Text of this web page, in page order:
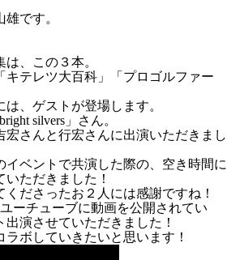
です。
、この３本。
キテレツ大百科」「プロゴルファー
、ゲストが登場します。
silvers」さん。
宏さんと行宏さんに出演いただきまし
イベントで共演した際の、空き時間に
ただきました！
ださったお２人には感謝ですね！
ユーチューブに動画を公開されてい
演させていただきました！
ボしていきたいと思います！